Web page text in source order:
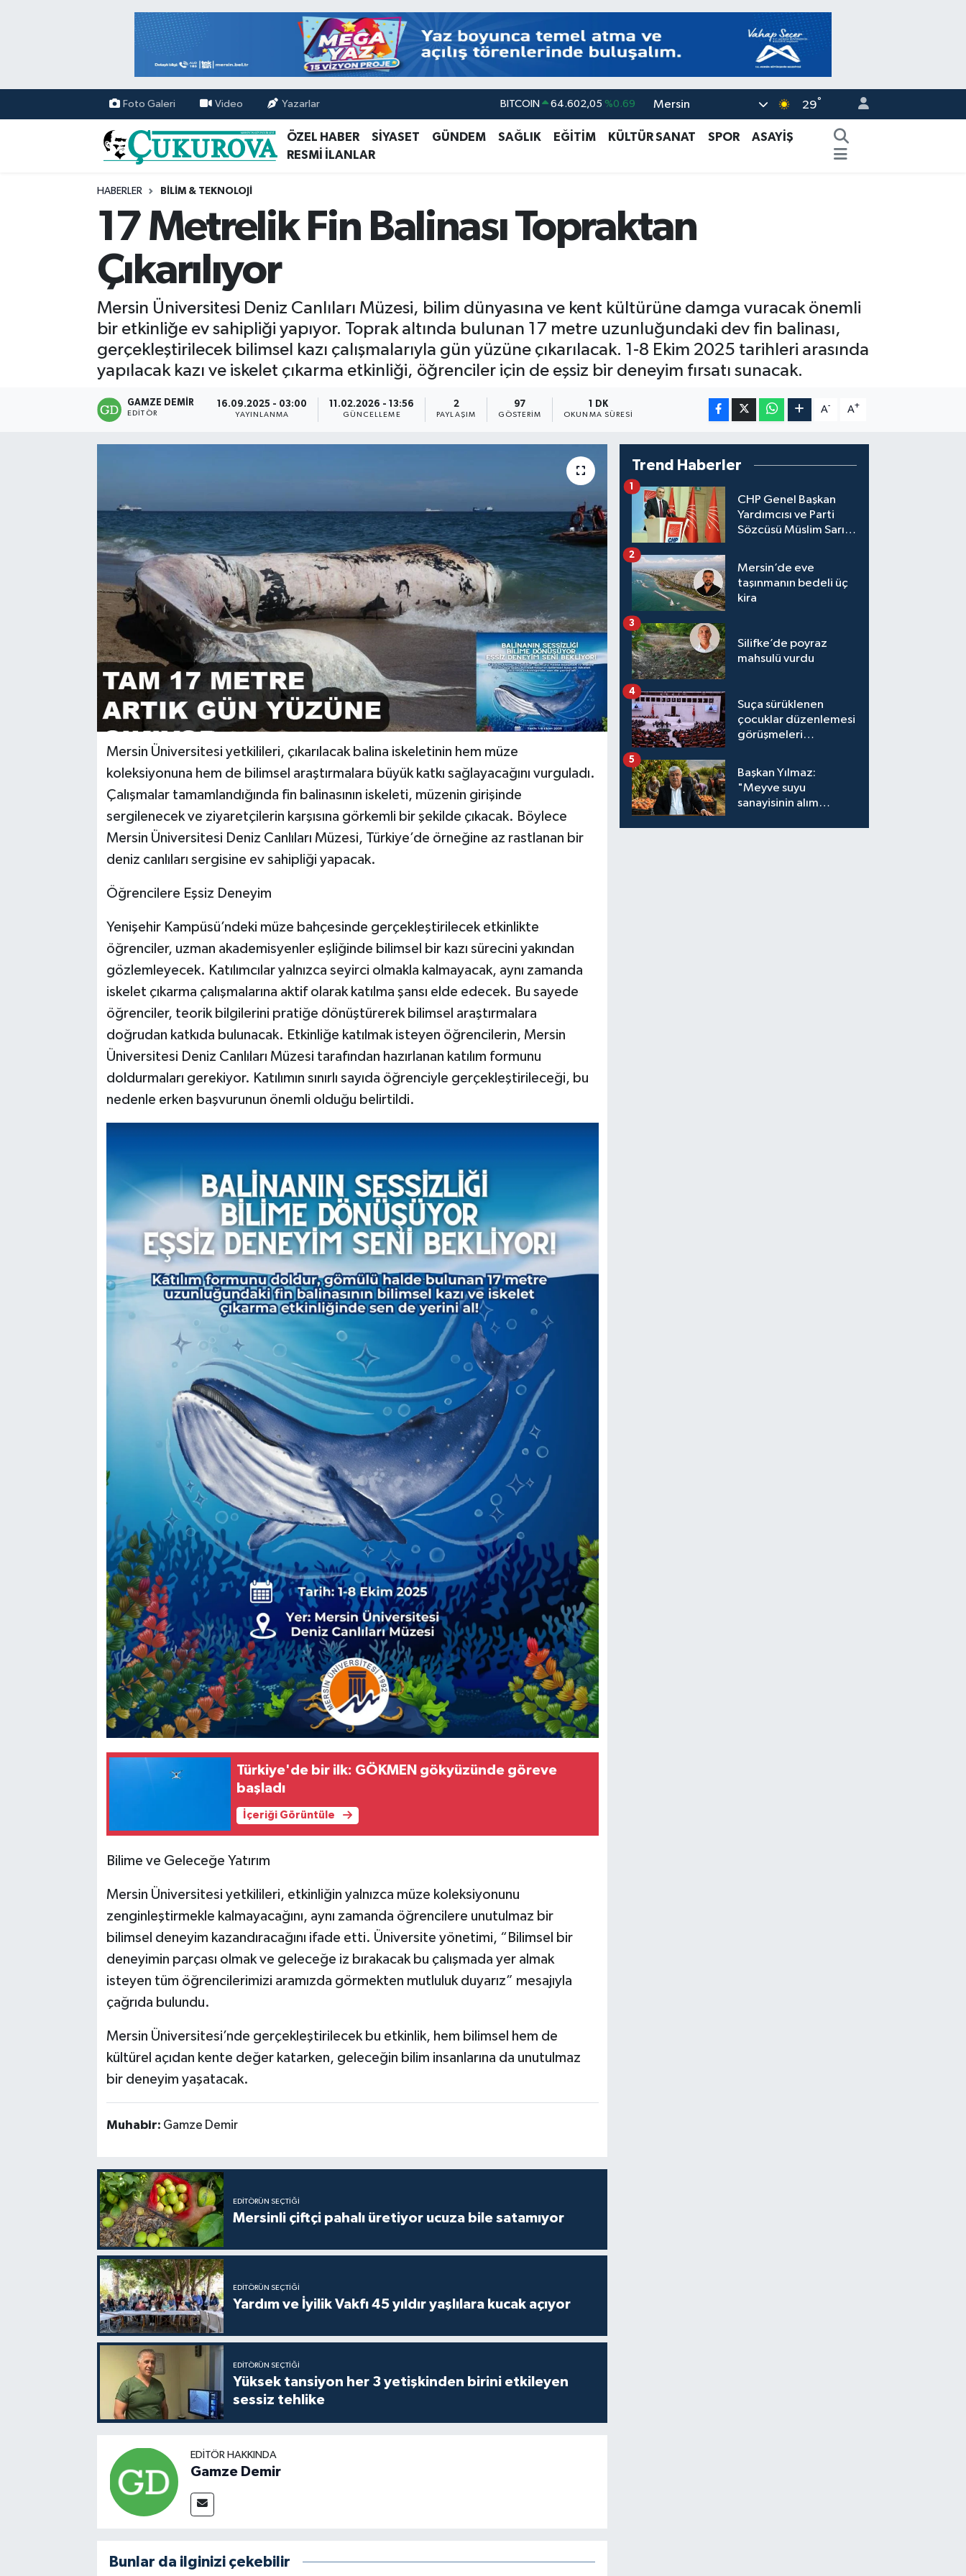
Foto Galeri Video Yazarlar DOLAR 47,6006 %0.06
EURO 55,0250 %0.02
BITCOIN 64.602,05 %0.69
Mersin 29°
ÖZEL HABER SİYASET GÜNDEM SAĞLIK EĞİTİM KÜLTÜR SANAT SPOR
ASAYİŞ
RESMİ İLANLAR
HABERLER BİLİM & TEKNOLOJİ
17 Metrelik Fin Balinası Topraktan
Çıkarılıyor
Mersin Üniversitesi Deniz Canlıları Müzesi, bilim dünyasına ve kent kültürüne damga vuracak önemli
bir etkinliğe ev sahipliği yapıyor. Toprak altında bulunan 17 metre uzunluğundaki dev fin balinası,
gerçekleştirilecek bilimsel kazı çalışmalarıyla gün yüzüne çıkarılacak. 1-8 Ekim 2025 tarihleri arasında
yapılacak kazı ve iskelet çıkarma etkinliği, öğrenciler için de eşsiz bir deneyim fırsatı sunacak.
GAMZE DEMIR
EDITÖR
16.09.2025 - 03:00
YAYINLANMA
11.02.2026 - 13:56
GÜNCELLEME
2
PAYLAŞIM
97
GÖSTERIM
1 DK
OKUNMA SÜRESI
A- A+
Mersin Üniversitesi yetkilileri, çıkarılacak balina iskeletinin hem müze
koleksiyonuna hem de bilimsel araştırmalara büyük katkı sağlayacağını vurguladı.
Çalışmalar tamamlandığında fin balinasının iskeleti, müzenin girişinde
sergilenecek ve ziyaretçilerin karşısına görkemli bir şekilde çıkacak. Böylece
Mersin Üniversitesi Deniz Canlıları Müzesi, Türkiye’de örneğine az rastlanan bir
deniz canlıları sergisine ev sahipliği yapacak.
Öğrencilere Eşsiz Deneyim
Yenişehir Kampüsü’ndeki müze bahçesinde gerçekleştirilecek etkinlikte
öğrenciler, uzman akademisyenler eşliğinde bilimsel bir kazı sürecini yakından
gözlemleyecek. Katılımcılar yalnızca seyirci olmakla kalmayacak, aynı zamanda
iskelet çıkarma çalışmalarına aktif olarak katılma şansı elde edecek. Bu sayede
öğrenciler, teorik bilgilerini pratiğe dönüştürerek bilimsel araştırmalara
doğrudan katkıda bulunacak. Etkinliğe katılmak isteyen öğrencilerin, Mersin
Üniversitesi Deniz Canlıları Müzesi tarafından hazırlanan katılım formunu
doldurmaları gerekiyor. Katılımın sınırlı sayıda öğrenciyle gerçekleştirileceği, bu
nedenle erken başvurunun önemli olduğu belirtildi.
Türkiye'de bir ilk: GÖKMEN gökyüzünde göreve
başladı
İçeriği Görüntüle
Bilime ve Geleceğe Yatırım
Mersin Üniversitesi yetkilileri, etkinliğin yalnızca müze koleksiyonunu
zenginleştirmekle kalmayacağını, aynı zamanda öğrencilere unutulmaz bir
bilimsel deneyim kazandıracağını ifade etti. Üniversite yönetimi, “Bilimsel bir
deneyimin parçası olmak ve geleceğe iz bırakacak bu çalışmada yer almak
isteyen tüm öğrencilerimizi aramızda görmekten mutluluk duyarız” mesajıyla
çağrıda bulundu.
Mersin Üniversitesi’nde gerçekleştirilecek bu etkinlik, hem bilimsel hem de
kültürel açıdan kente değer katarken, geleceğin bilim insanlarına da unutulmaz
bir deneyim yaşatacak.
Muhabir: Gamze Demir
EDITÖRÜN SEÇTIĞI
Mersinli çiftçi pahalı üretiyor ucuza bile satamıyor
EDITÖRÜN SEÇTIĞI
Yardım ve İyilik Vakfı 45 yıldır yaşlılara kucak açıyor
EDITÖRÜN SEÇTIĞI
Yüksek tansiyon her 3 yetişkinden birini etkileyen
sessiz tehlike
EDITÖR HAKKINDA
Gamze Demir
Bunlar da ilginizi çekebilir
Trend Haberler
CHP Genel Başkan
Yardımcısı ve Parti
Sözcüsü Müslim Sarı,
1
Mersin’de eve
taşınmanın bedeli üç
kira
2
Silifke’de poyraz
mahsulü vurdu
3
Suça sürüklenen
çocuklar düzenlemesi
görüşmeleri
4
Başkan Yılmaz:
"Meyve suyu
sanayisinin alım
5
Mersin Nöbetçi Eczaneler
Mersin Hava Durumu
Mersin Namaz Vakitleri
Mersin Trafik Yoğunluk Haritası
Tüm Manşetler
Son Dakika Haberleri
Haber Arşivi